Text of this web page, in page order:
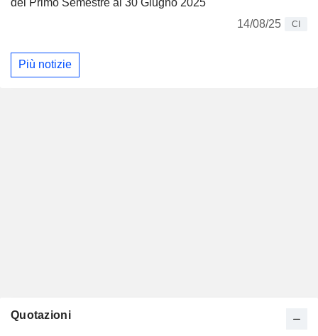
14/08/25
CI
Più notizie
Quotazioni